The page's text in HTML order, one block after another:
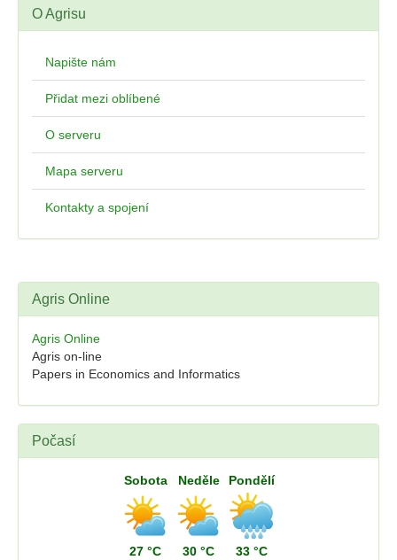
O Agrisu
Napište nám
Přidat mezi oblíbené
O serveru
Mapa serveru
Kontakty a spojení
Agris Online
Agris Online
Agris on-line
Papers in Economics and Informatics
Počasí
Sobota
27 °C
Neděle
30 °C
Pondělí
33 °C